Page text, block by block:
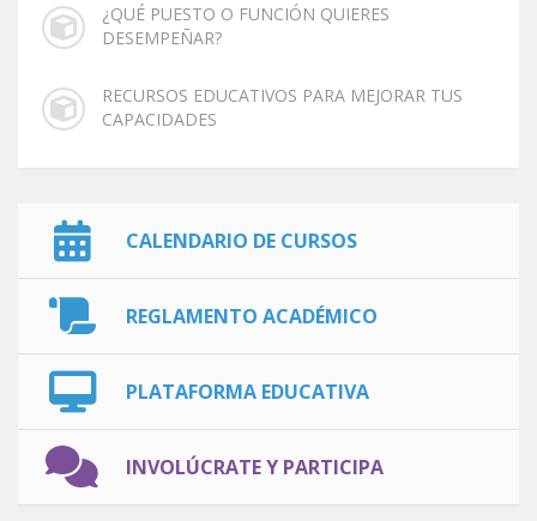
¿QUÉ PUESTO O FUNCIÓN QUIERES
DESEMPEÑAR?
RECURSOS EDUCATIVOS PARA MEJORAR TUS
CAPACIDADES
CALENDARIO DE CURSOS
REGLAMENTO ACADÉMICO
PLATAFORMA EDUCATIVA
INVOLÚCRATE Y PARTICIPA